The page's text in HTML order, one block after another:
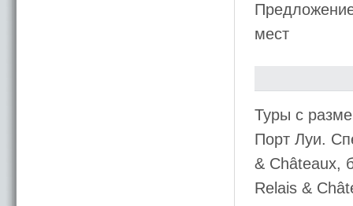
мест
Туры с
Порт Луи.
& Châteaux,
Relais &